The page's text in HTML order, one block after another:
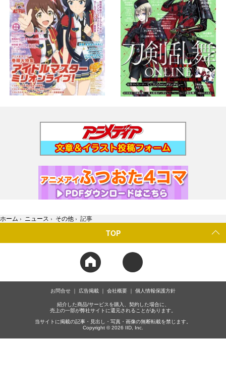
ホーム › ニュース › その他 › 記事
TOP
お問合せ 広告掲載 会社概要 個人情報保護方針
紹介した商品/サービスを購入、契約した場合に、
売上の一部が弊社サイトに還元されることがあります。
当サイトに掲載の記事・見出し・写真・画像の無断転載を禁じます。
Copyright © 2026 IID, Inc.